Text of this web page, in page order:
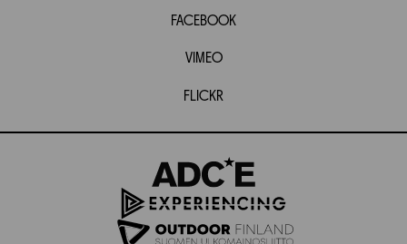
FACEBOOK
VIMEO
FLICKR